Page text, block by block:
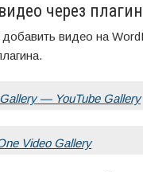
через плагин
видео на
— YouTube Gallery
Video Gallery